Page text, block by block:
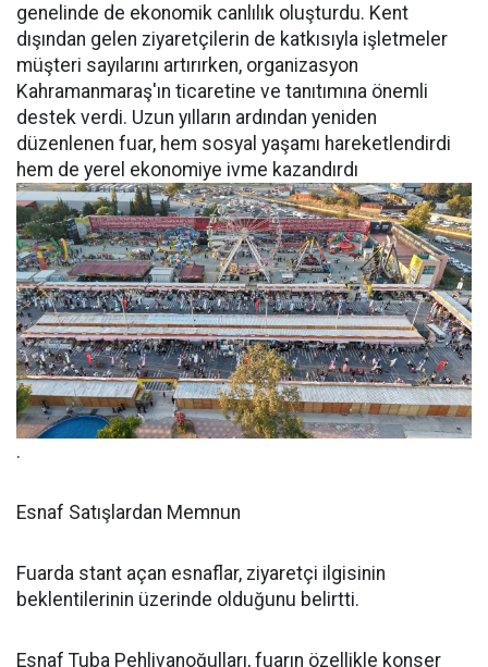
genelinde de ekonomik canlılık oluşturdu. Kent
dışından gelen ziyaretçilerin de katkısıyla işletmeler
müşteri sayılarını artırırken, organizasyon
Kahramanmaraş'ın ticaretine ve tanıtımına önemli
destek verdi. Uzun yılların ardından yeniden
düzenlenen fuar, hem sosyal yaşamı hareketlendirdi
hem de yerel ekonomiye ivme kazandırdı
.
Esnaf Satışlardan Memnun
Fuarda stant açan esnaflar, ziyaretçi ilgisinin
beklentilerinin üzerinde olduğunu belirtti.
Esnaf Tuba Pehlivanoğulları, fuarın özellikle konser